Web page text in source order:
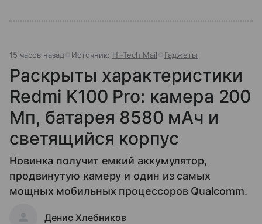
15 часов назад Источник: Hi-Tech Mail Гаджеты
Раскрыты характеристики
Redmi K100 Pro: камера 200
Мп, батарея 8580 мАч и
светящийся корпус
Новинка получит емкий аккумулятор,
продвинутую камеру и один из самых
мощных мобильных процессоров Qualcomm.
Денис Хлебников